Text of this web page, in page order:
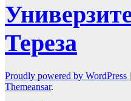
Тереза
Proudly powered by WordPress |
Themeansar.